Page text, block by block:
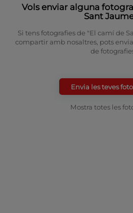
Vols enviar alguna
Sant
Si tens fotografies de "El camí de
compartir amb nosaltres, pots
de
Envia les teves
Mostra totes les